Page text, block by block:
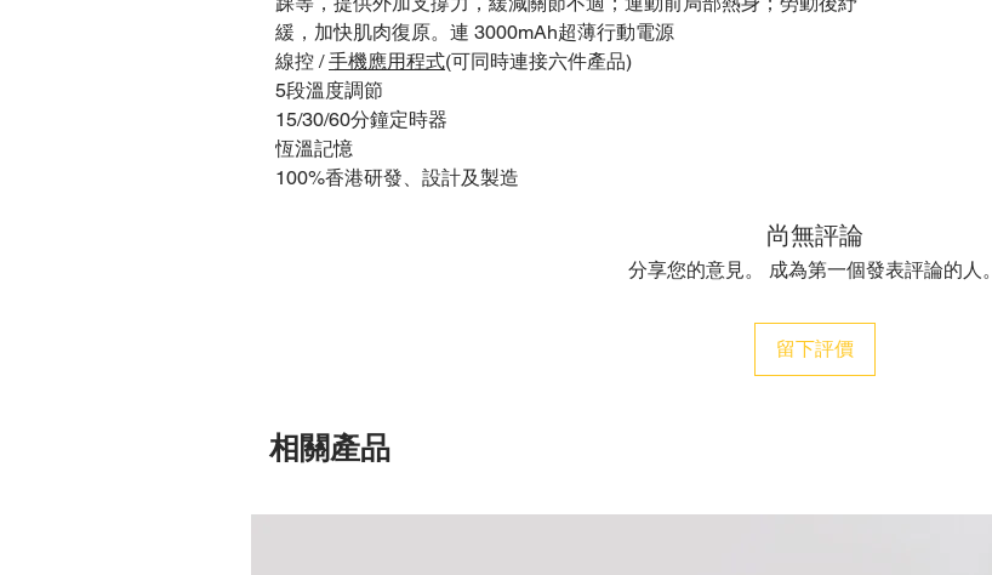
緩，加快肌肉復原。連 3000mAh超薄行動電源
線控 /手機應用程式(可同時連接六件產品)
5段溫度調節
15/30/60分鐘定時器
恆溫記憶
100%香港研發、設計及製造
尚無評論
分享您的意見。 成為第一個發表評論的人。
留下評價
相關產品